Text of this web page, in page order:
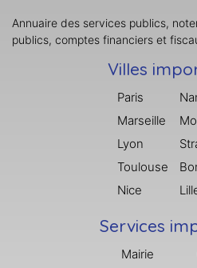
Annuaire des services publics,
publics, comptes financiers et
Villes
Paris
Marseille
Lyon
Toulouse
Nice
Services
Mairie